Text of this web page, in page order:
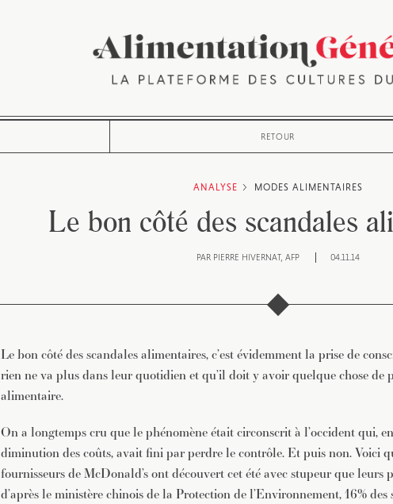
RETOUR
ANALYSE MODES ALIMENTAIRES
Le bon côté des scandales
PAR PIERRE HIVERNAT AFP 04.11.14
Le bon côté des scandales alimentaires, c’est évidemment la prise de
rien ne va plus dans leur quotidien et qu’il doit y avoir quelque chose de
alimentaire.
On a longtemps cru que le phénomène était circonscrit à l’occident qui,
diminution des coûts, avait fini par perdre le contrôle. Et puis non. Voici
fournisseurs de McDonald’s ont découvert cet été avec stupeur que leurs
d’après le ministère chinois de la Protection de l’Environnement, 16%
JE M'INSCRIS À LA NEWSLETTER